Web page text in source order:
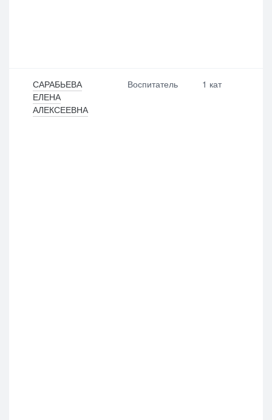
САРАБЬЕВА
ЕЛЕНА
АЛЕКСЕЕВНА
Воспитатель 1 кат